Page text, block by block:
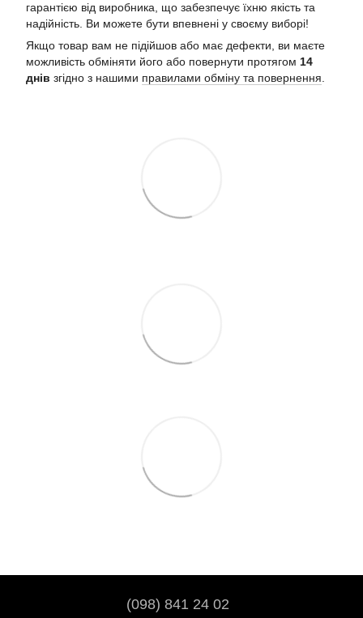
гарантією від виробника, що забезпечує їхню якість та
надійність. Ви можете бути впевнені у своєму виборі!
Якщо товар вам не підійшов або має дефекти, ви маєте
можливість обміняти його або повернути протягом 14
днів згідно з нашими правилами обміну та повернення
(098) 841 24 02